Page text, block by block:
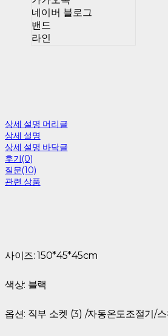
네이버 블로그
밴드
라인
상세 설명 머리글
상세 설명
상세 설명 바닥글
후기(0)
질문(10)
관련 상품
사이즈: 150*45*45cm
색상: 블랙
옵션: 직부 소켓 (3) /자동온도조절기/